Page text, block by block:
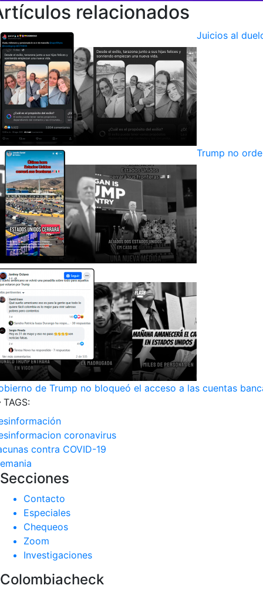
relacionados
Juicios al
Trump no
de Trump no bloqueó el acceso a las cuentas
TAGS:
coronavirus
contra COVID-19
Secciones
Contacto
Especiales
Chequeos
Zoom
Investigaciones
Colombiacheck